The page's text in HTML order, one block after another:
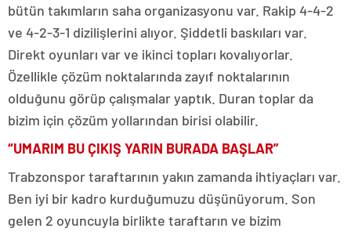
bütün takımların saha organizasyonu var. Rakip 4-4-2
ve 4-2-3-1 dizilişlerini alıyor. Şiddetli baskıları var.
Direkt oyunları var ve ikinci topları kovalıyorlar.
Özellikle çözüm noktalarında zayıf noktalarının
olduğunu görüp çalışmalar yaptık. Duran toplar da
bizim için çözüm yollarından birisi olabilir.
“UMARIM BU ÇIKIŞ YARIN BURADA BAŞLAR”
Trabzonspor taraftarının yakın zamanda ihtiyaçları var.
Ben iyi bir kadro kurduğumuzu düşünüyorum. Son
gelen 2 oyuncuyla birlikte taraftarın ve bizim